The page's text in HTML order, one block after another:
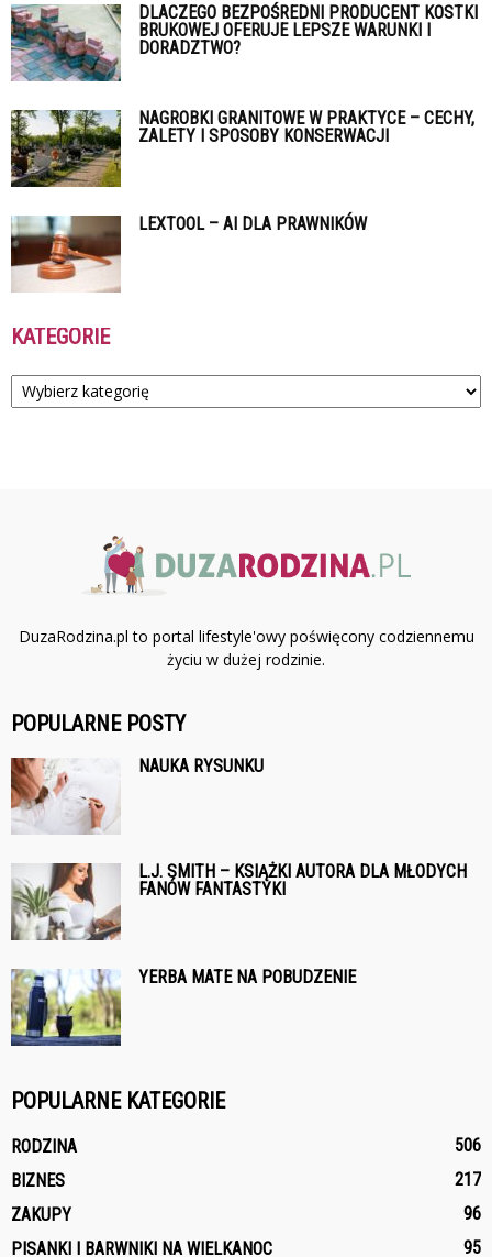
DLACZEGO BEZPOŚREDNI PRODUCENT KOSTKI
BRUKOWEJ OFERUJE LEPSZE WARUNKI I
DORADZTWO?
NAGROBKI GRANITOWE W PRAKTYCE – CECHY,
ZALETY I SPOSOBY KONSERWACJI
LEXTOOL – AI DLA PRAWNIKÓW
KATEGORIE
Kategorie
DuzaRodzina.pl to portal lifestyle'owy poświęcony codziennemu
życiu w dużej rodzinie.
POPULARNE POSTY
NAUKA RYSUNKU
L.J. SMITH – KSIĄŻKI AUTORA DLA MŁODYCH
FANÓW FANTASTYKI
YERBA MATE NA POBUDZENIE
POPULARNE KATEGORIE
RODZINA
506
BIZNES
217
ZAKUPY
96
PISANKI I BARWNIKI NA WIELKANOC
95